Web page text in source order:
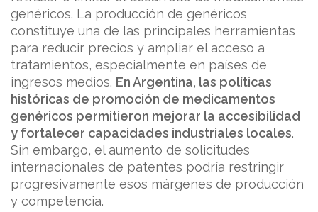
genéricos. La producción de genéricos
constituye una de las principales herramientas
para reducir precios y ampliar el acceso a
tratamientos, especialmente en países de
ingresos medios. En Argentina, las políticas
históricas de promoción de medicamentos
genéricos permitieron mejorar la accesibilidad
y fortalecer capacidades industriales locales.
Sin embargo, el aumento de solicitudes
internacionales de patentes podría restringir
progresivamente esos márgenes de producción
y competencia.